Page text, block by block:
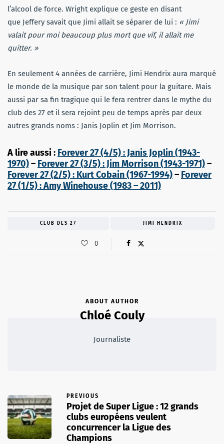
l’alcool de force. Wright explique ce geste en disant
que Jeffery savait que Jimi allait se séparer de lui : « Jimi
valait pour moi beaucoup plus mort que vif, il allait me
quitter. »
En seulement 4 années de carrière, Jimi Hendrix aura marqué
le monde de la musique par son talent pour la guitare. Mais
aussi par sa fin tragique qui le fera rentrer dans le mythe du
club des 27 et il sera rejoint peu de temps après par deux
autres grands noms : Janis Joplin et Jim Morrison.
A lire aussi : Forever 27 (4/5) : Janis Joplin (1943-
1970)– Forever 27 (3/5) : Jim Morrison (1943-1971)–
Forever 27 (2/5) : Kurt Cobain (1967-1994)– Forever
27 (1/5) : Amy Winehouse (1983 – 2011)
CLUB DES 27 JIMI HENDRIX
0
ABOUT AUTHOR
Chloé Couly
Journaliste
PREVIOUS
Projet de Super Ligue : 12 grands
clubs européens veulent
concurrencer la Ligue des
Champions